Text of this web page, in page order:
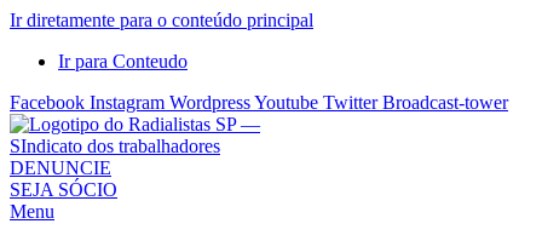
Ir diretamente para o conteúdo principal
Ir para Conteudo
Facebook Instagram WordpressYoutube Twitter Broadcast-tower
Sindicato
dos
Radialistas
DENUNCIE
SEJA SÓCIO
Menu